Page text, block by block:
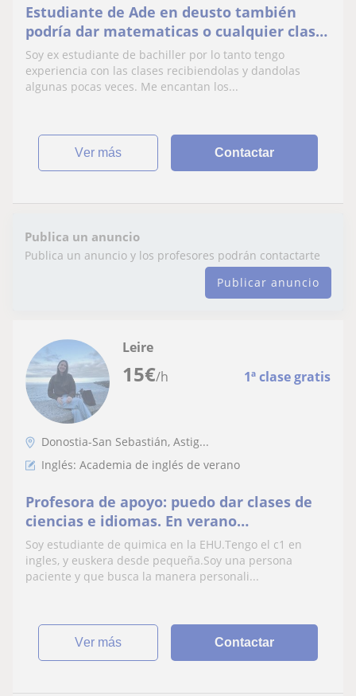
Estudiante de Ade en deusto también
podría dar matematicas o cualquier clase
de primaria
Soy ex estudiante de bachiller por lo tanto tengo
experiencia con las clases recibiendolas y dandolas
algunas pocas veces. Me encantan los...
ver más Contactar
Publica un anuncio
Publica un anuncio y los profesores podrán contactarte
Publicar anuncio
15€/h 1ª clase gratis
Leire
Donostia-San Sebastián, Astig...
Inglés: Academia de inglés de verano
Profesora de apoyo: puedo dar clases de
ciencias e idiomas. En verano
disponibilidad completa para apoyo extra
Soy estudiante de quimica en la EHU.Tengo el c1 en
ingles, y euskera desde pequeña.Soy una persona
paciente y que busca la manera personali...
ver más Contactar